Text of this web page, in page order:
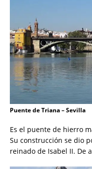
Puente de Triana – Sevilla
Es el puente de hierro
Su construcción se dio
reinado de Isabel II. De